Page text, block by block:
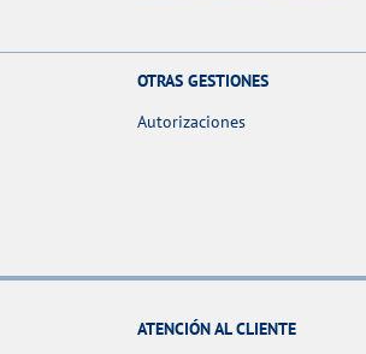
OTRAS GESTIONES
Autorizaciones
ATENCIÓN AL CLIENTE